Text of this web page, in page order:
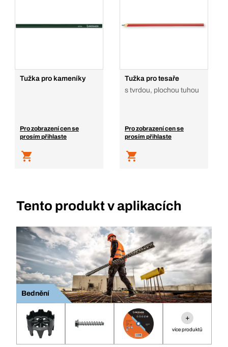
Tužka pro kameníky
Pro zobrazení cen se
prosím přihlaste
Tužka pro tesaře
s tvrdou, plochou tuhou
Pro zobrazení cen se
prosím přihlaste
Tento produkt v aplikacích
Bednění
+
více produktů